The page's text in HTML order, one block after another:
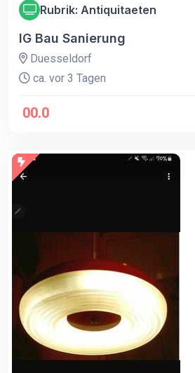
Rubrik: Antiquitaeten
IG Bau Sanierung
Duesseldorf
ca. vor 3 Tagen
00.0